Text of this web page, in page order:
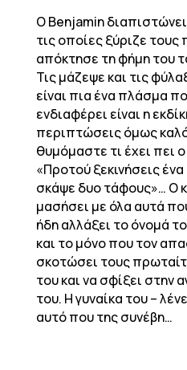
Ο Benjamin
τις οποίες ξύριζε τους
απόκτησε τη φήμη του
Τις μάζεψε και τις
είναι πια ένα πλάσμα
ενδιαφέρει είναι η
περιπτώσεις όμως καλό
θυμόμαστε τι έχει πει
«Προτού ξεκινήσεις ένα
σκάψε δυο τάφους»… Ο
μασήσει με όλα αυτά
ήδη αλλάξει το όνομά
και το μόνο που τον
σκοτώσει τους
του και να σφίξει στην
του. Η γυναίκα του –
αυτό που της συνέβη…